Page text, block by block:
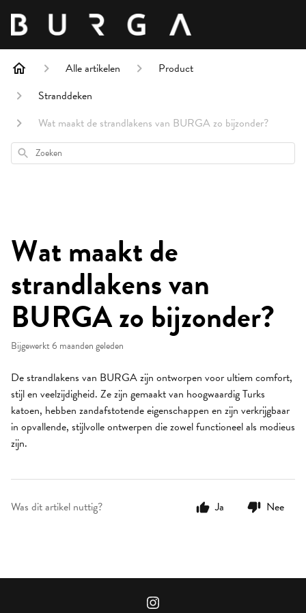
Alle artikelen
Product
Stranddeken
Wat maakt de strandlakens van BURGA zo bijzonder?
Zoeken
Wat maakt de
strandlakens van
BURGA zo bijzonder?
Bijgewerkt6 maanden geleden
De strandlakens van BURGA zijn ontworpen voor ultiem comfort,
stijl en veelzijdigheid. Ze zijn gemaakt van hoogwaardig Turks
katoen, hebben zandafstotende eigenschappen en zijn verkrijgbaar
in opvallende, stijlvolle ontwerpen die zowel functioneel als modieus
zijn.
Was dit artikel nuttig? Ja Nee